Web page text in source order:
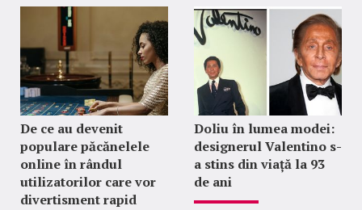
De ce au devenit
populare păcănelele
online în rândul
utilizatorilor care vor
divertisment rapid
Doliu în lumea modei:
designerul Valentino s-
a stins din viață la 93
de ani